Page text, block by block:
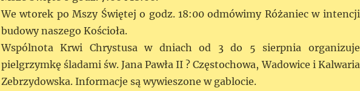
We wtorek po Mszy Świętej o godz. 18:00 odmówimy Różaniec w intencji
budowy naszego Kościoła.
Wspólnota Krwi Chrystusa w dniach od 3 do 5 sierpnia organizuje
pielgrzymkę śladami św. Jana Pawła II ? Częstochowa, Wadowice i Kalwaria
Zebrzydowska. Informacje są wywieszone w gablocie.